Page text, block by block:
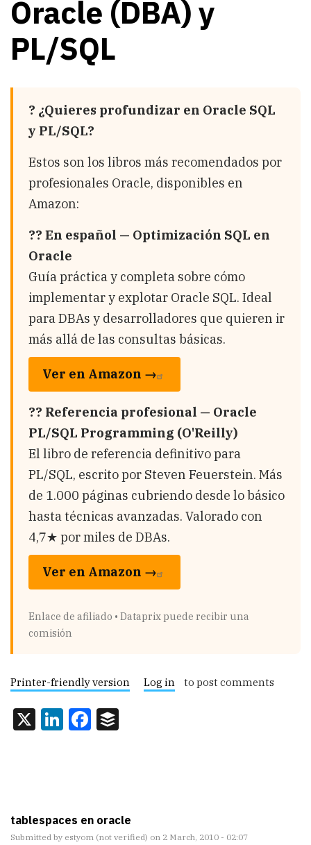
Oracle (DBA) y
PL/SQL
? ¿Quieres profundizar en Oracle SQL
y PL/SQL?
Estos son los libros más recomendados por
profesionales Oracle, disponibles en
Amazon:
?? En español — Optimización SQL en
Oracle
Guía práctica y completa sobre cómo
implementar y explotar Oracle SQL. Ideal
para DBAs y desarrolladores que quieren ir
más allá de las consultas básicas.
Ver en Amazon →
?? Referencia profesional — Oracle
PL/SQL Programming (O'Reilly)
El libro de referencia definitivo para
PL/SQL, escrito por Steven Feuerstein. Más
de 1.000 páginas cubriendo desde lo básico
hasta técnicas avanzadas. Valorado con
4,7★ por miles de DBAs.
Ver en Amazon →
Enlace de afiliado • Dataprix puede recibir una
comisión
Printer-friendly version Log in to post comments
X LinkedIn
Facebook
tablespaces en oracle
Submitted by estyom (not verified) on 2 March, 2010 - 02:07